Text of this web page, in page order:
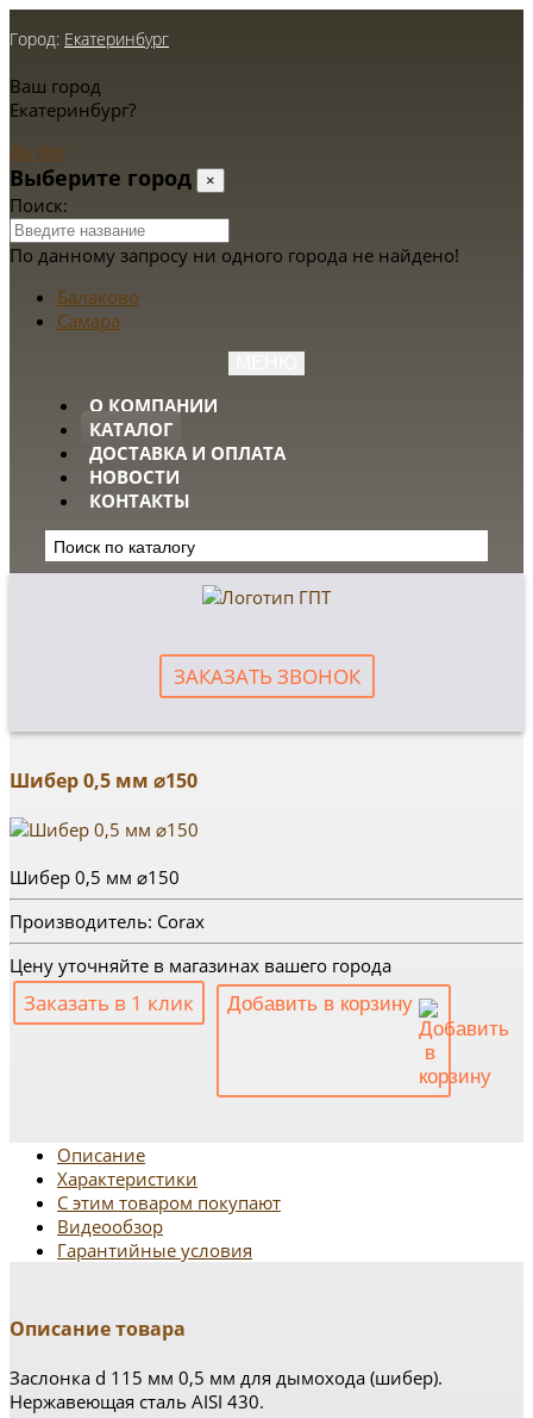
Город: Екатеринбург
Ваш город
Екатеринбург?
Да Нет
Выберите город ×
Поиск:
По данному запросу ни одного города не найдено!
Балаково
Самара
О КОМПАНИИ
КАТАЛОГ
ДОСТАВКА И ОПЛАТА
НОВОСТИ
КОНТАКТЫ
ЗАКАЗАТЬ ЗВОНОК
Шибер 0,5 мм ⌀150
Шибер 0,5 мм ⌀150
Производитель: Corax
Цену уточняйте в магазинах вашего города
Заказать в 1 клик Добавить в корзину
Описание
Характеристики
С этим товаром покупают
Видеообзор
Гарантийные условия
Описание товара
Заслонка d 115 мм 0,5 мм для дымохода (шибер).
Нержавеющая сталь AISI 430.